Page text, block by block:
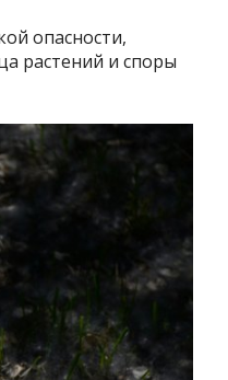
опасности,
растений и споры